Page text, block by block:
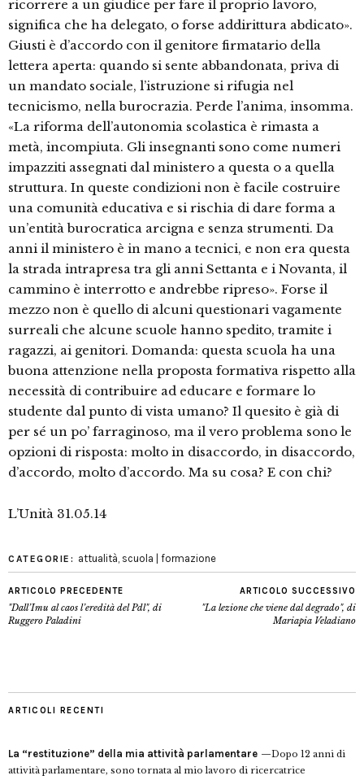
ricorrere a un giudice per fare il proprio lavoro,
significa che ha delegato, o forse addirittura abdicato».
Giusti è d’accordo con il genitore firmatario della
lettera aperta: quando si sente abbandonata, priva di
un mandato sociale, l’istruzione si rifugia nel
tecnicismo, nella burocrazia. Perde l’anima, insomma.
«La riforma dell’autonomia scolastica è rimasta a
metà, incompiuta. Gli insegnanti sono come numeri
impazziti assegnati dal ministero a questa o a quella
struttura. In queste condizioni non è facile costruire
una comunità educativa e si rischia di dare forma a
un’entità burocratica arcigna e senza strumenti. Da
anni il ministero è in mano a tecnici, e non era questa
la strada intrapresa tra gli anni Settanta e i Novanta, il
cammino è interrotto e andrebbe ripreso». Forse il
mezzo non è quello di alcuni questionari vagamente
surreali che alcune scuole hanno spedito, tramite i
ragazzi, ai genitori. Domanda: questa scuola ha una
buona attenzione nella proposta formativa rispetto alla
necessità di contribuire ad educare e formare lo
studente dal punto di vista umano? Il quesito è già di
per sé un po’ farraginoso, ma il vero problema sono le
opzioni di risposta: molto in disaccordo, in disaccordo,
d’accordo, molto d’accordo. Ma su cosa? E con chi?
L’Unità 31.05.14
CATEGORIE: attualità, scuola | formazione
ARTICOLO PRECEDENTE
"Dall’Imu al caos l’eredità del Pdl", di
Ruggero Paladini
ARTICOLO SUCCESSIVO
"La lezione che viene dal degrado", di
Mariapia Veladiano
ARTICOLI RECENTI
La “restituzione” della mia attività parlamentare
Dopo 12 anni di
attività parlamentare, sono tornata al mio lavoro di ricercatrice